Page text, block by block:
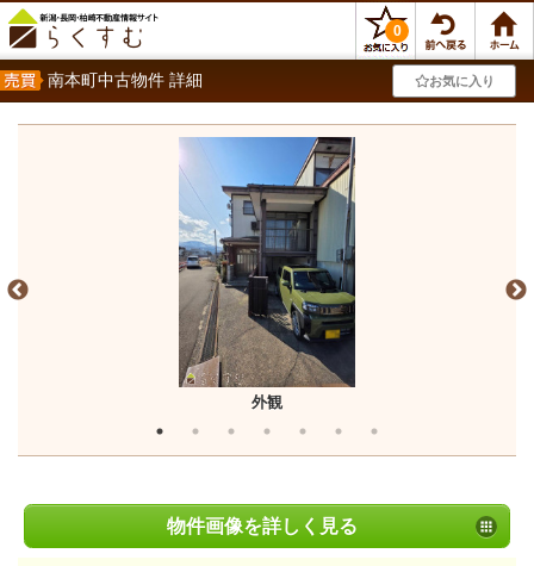
0
南本町中古物件 詳細 お気に入り
外観
物件画像を詳しく見る